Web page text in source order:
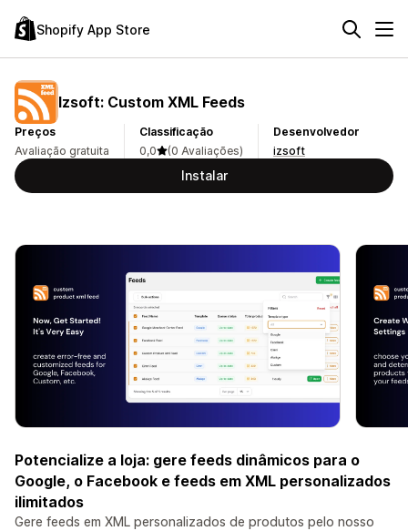
Shopify App Store
Izsoft: Custom XML Feeds
Preços
Avaliação gratuita
Classificação
0,0
(0 Avaliações)
Desenvolvedor
izsoft
Instalar
Potencialize a loja: gere feeds dinâmicos para o
Google, o Facebook e feeds em XML personalizados
ilimitados
Gere feeds em XML personalizados de produtos pelo nosso